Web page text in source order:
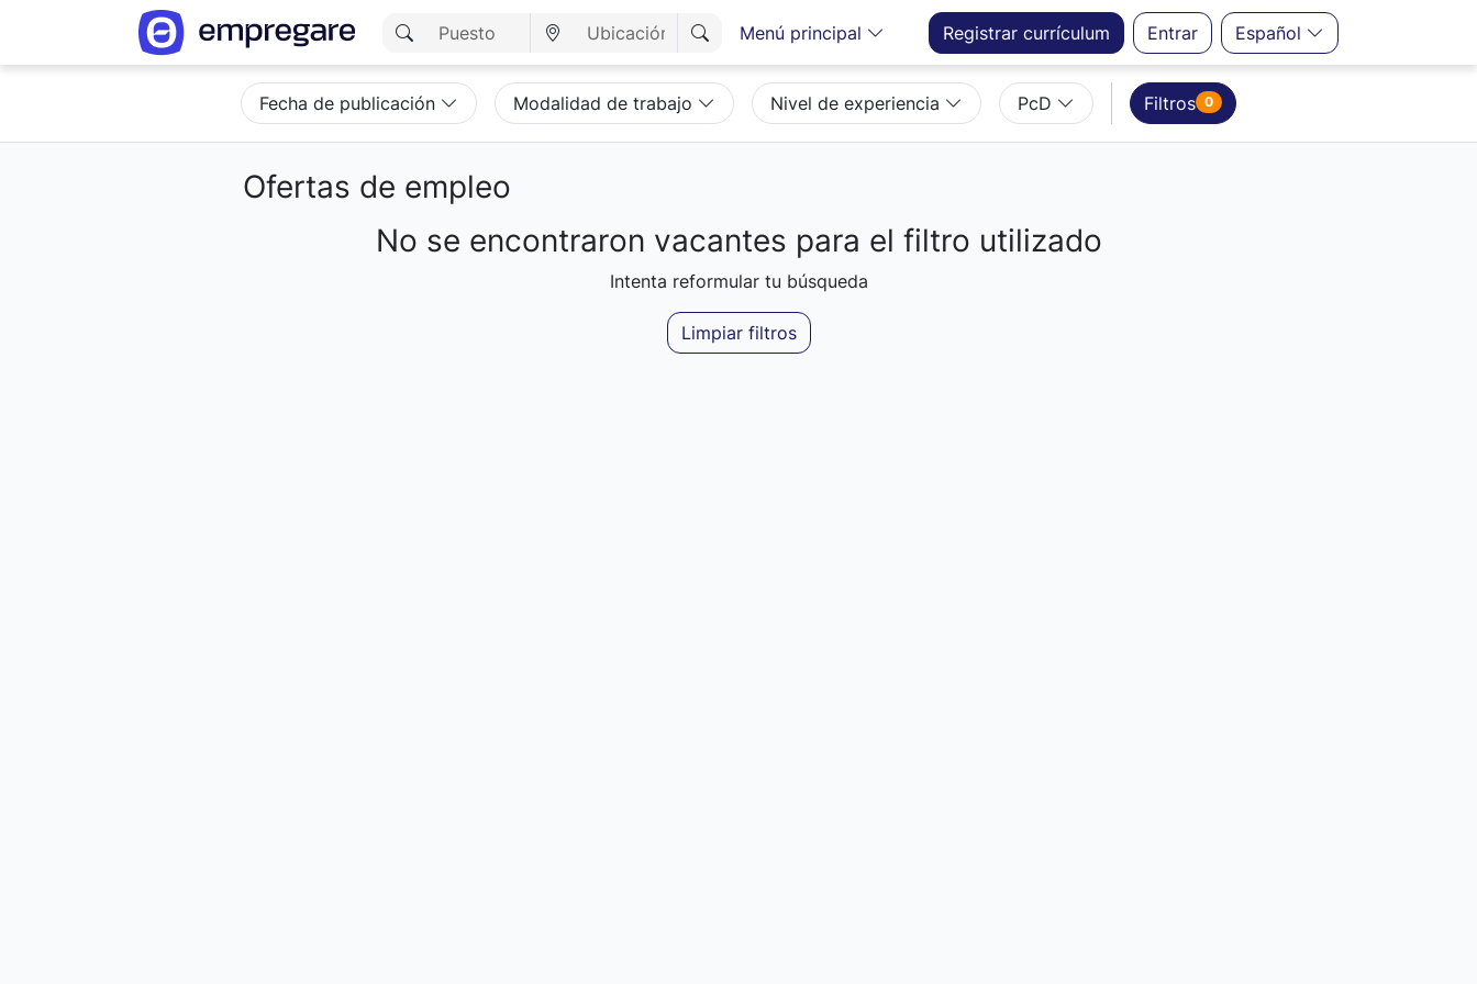
Menú principal Registrar currículum Entrar Español
Fecha de publicación Modalidad de trabajo Nivel de experiencia PcD Filtros 0
Ofertas de empleo
Cargando resultados...No se encontraron vacantes para el filtro utilizado
Intenta reformular tu búsqueda
Limpiar filtros